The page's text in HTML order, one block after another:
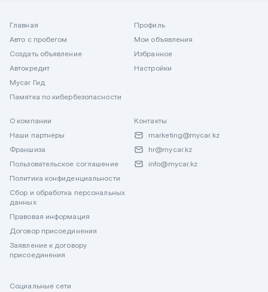
Главная
Авто с пробегом
Создать объявление
Автокредит
Mycar Гид
Памятка по кибербезопасности
Профиль
Мои объявления
Избранное
Настройки
О компании
Наши партнеры
Франшиза
Пользовательское соглашение
Политика конфиденциальности
Сбор и обработка персональных
данных
Правовая информация
Договор присоединения
Заявление к договору
присоединения
Контакты
marketing@mycar.kz
hr@mycar.kz
info@mycar.kz
Социальные сети